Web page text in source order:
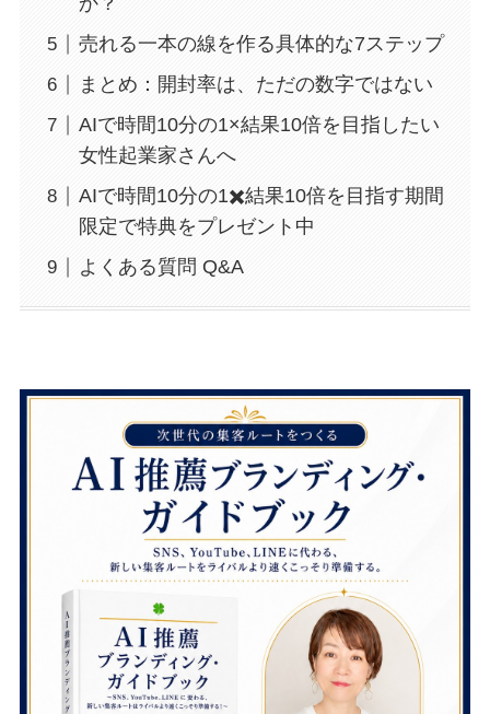
売れる一本の線を作る具体的な7ステップ
まとめ：開封率は、ただの数字ではない
AIで時間10分の1×結果10倍を目指したい
女性起業家さんへ
AIで時間10分の1✖️結果10倍を目指す期間
限定で特典をプレゼント中
よくある質問 Q&A